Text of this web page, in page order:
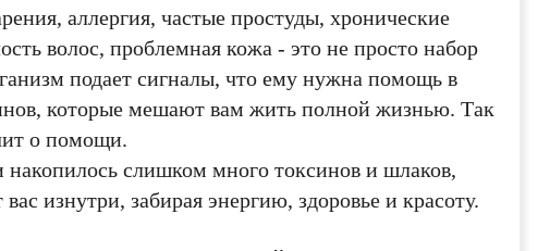
аллергия, частые простуды, хронические
волос, проблемная кожа - это не просто набор
подает сигналы, что ему нужна помощь в
которые мешают вам жить полной жизнью. Так
о помощи.
накопилось слишком много токсинов и шлаков,
изнутри, забирая энергию, здоровье и красоту.